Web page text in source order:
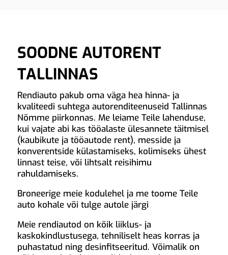
SOODNE AUTORENT
TALLINNAS
Rendiauto pakub oma väga hea hinna- ja
kvaliteedi suhtega autorenditeenuseid Tallinnas
Nõmme piirkonnas. Me leiame Teile lahenduse,
kui vajate abi kas tööalaste ülesannete täitmisel
(kaubikute ja tööautode rent), messide ja
konverentside külastamiseks, kolimiseks ühest
linnast teise, või lihtsalt reisihimu
rahuldamiseks.
Broneerige meie kodulehel ja me toome Teile
auto kohale või tulge autole järgi
Meie rendiautod on kõik liiklus- ja
kaskokindlustusega, tehniliselt heas korras ja
puhastatud ning desinfitseeritud. Võimalik on